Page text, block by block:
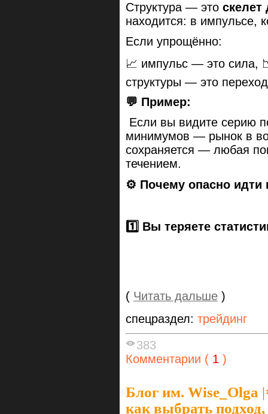
Структура — это скелет
находится: в импульсе,
Если упрощённо:
📈 импульс — это сила,
структуры — это
💬 Пример:
Если вы видите серию
минимумов — рынок в
сохраняется — любая
течением.
⚙️ Почему опасно идти
1️⃣ Вы теряете
( Читать дальше )
спецраздел: трейдинг
383
Комментарии ( 1 )
Блог им. Wise_Olga |
как выбрать